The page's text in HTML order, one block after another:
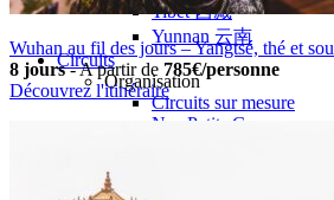
Tibet 西藏
Yunnan 云南
Circuits
Organisation
Circuits sur mesure
Nos Petits Groupes
Wuhan au fil des jours – Yangtsé, thé et
8 jours-A partir de 785€/personne
Découvrez l'itinéraire